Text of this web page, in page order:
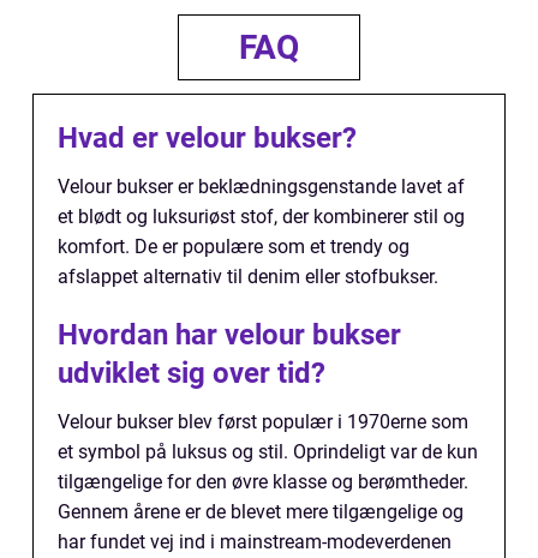
FAQ
Hvad er velour bukser?
Velour bukser er beklædningsgenstande lavet af
et blødt og luksuriøst stof, der kombinerer stil og
komfort. De er populære som et trendy og
afslappet alternativ til denim eller stofbukser.
Hvordan har velour bukser
udviklet sig over tid?
Velour bukser blev først populær i 1970erne som
et symbol på luksus og stil. Oprindeligt var de kun
tilgængelige for den øvre klasse og berømtheder.
Gennem årene er de blevet mere tilgængelige og
har fundet vej ind i mainstream-modeverdenen